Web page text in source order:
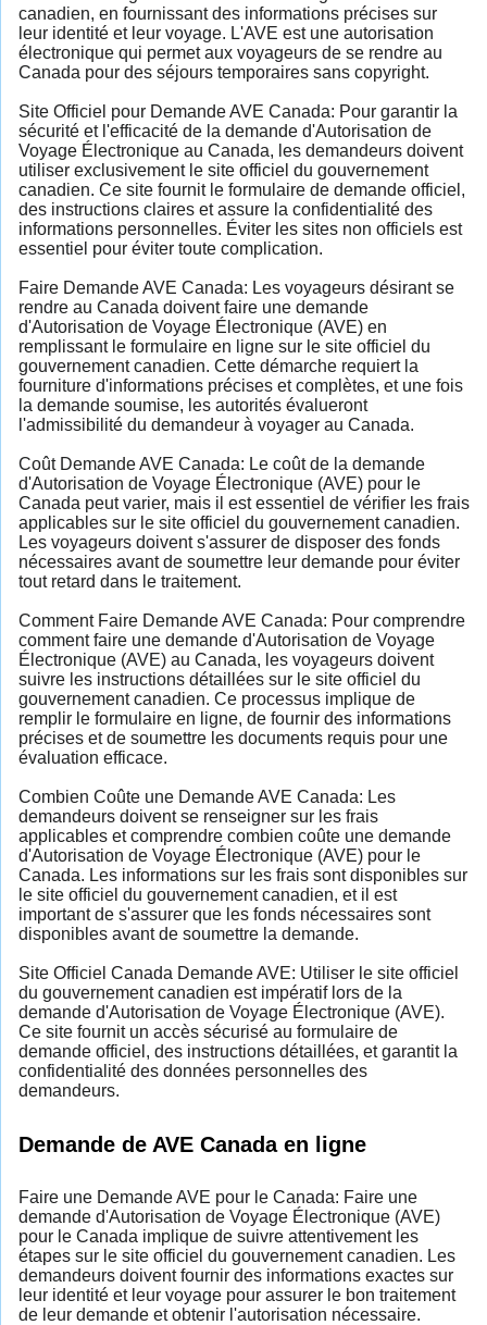
canadien, en fournissant des informations précises sur
leur identité et leur voyage. L'AVE est une autorisation
électronique qui permet aux voyageurs de se rendre au
Canada pour des séjours temporaires sans copyright.
Site Officiel pour Demande AVE Canada: Pour garantir la
sécurité et l'efficacité de la demande d'Autorisation de
Voyage Électronique au Canada, les demandeurs doivent
utiliser exclusivement le site officiel du gouvernement
canadien. Ce site fournit le formulaire de demande officiel,
des instructions claires et assure la confidentialité des
informations personnelles. Éviter les sites non officiels est
essentiel pour éviter toute complication.
Faire Demande AVE Canada: Les voyageurs désirant se
rendre au Canada doivent faire une demande
d'Autorisation de Voyage Électronique (AVE) en
remplissant le formulaire en ligne sur le site officiel du
gouvernement canadien. Cette démarche requiert la
fourniture d'informations précises et complètes, et une fois
la demande soumise, les autorités évalueront
l'admissibilité du demandeur à voyager au Canada.
Coût Demande AVE Canada: Le coût de la demande
d'Autorisation de Voyage Électronique (AVE) pour le
Canada peut varier, mais il est essentiel de vérifier les frais
applicables sur le site officiel du gouvernement canadien.
Les voyageurs doivent s'assurer de disposer des fonds
nécessaires avant de soumettre leur demande pour éviter
tout retard dans le traitement.
Comment Faire Demande AVE Canada: Pour comprendre
comment faire une demande d'Autorisation de Voyage
Électronique (AVE) au Canada, les voyageurs doivent
suivre les instructions détaillées sur le site officiel du
gouvernement canadien. Ce processus implique de
remplir le formulaire en ligne, de fournir des informations
précises et de soumettre les documents requis pour une
évaluation efficace.
Combien Coûte une Demande AVE Canada: Les
demandeurs doivent se renseigner sur les frais
applicables et comprendre combien coûte une demande
d'Autorisation de Voyage Électronique (AVE) pour le
Canada. Les informations sur les frais sont disponibles sur
le site officiel du gouvernement canadien, et il est
important de s'assurer que les fonds nécessaires sont
disponibles avant de soumettre la demande.
Site Officiel Canada Demande AVE: Utiliser le site officiel
du gouvernement canadien est impératif lors de la
demande d'Autorisation de Voyage Électronique (AVE).
Ce site fournit un accès sécurisé au formulaire de
demande officiel, des instructions détaillées, et garantit la
confidentialité des données personnelles des
demandeurs.
Demande de AVE Canada en ligne
Faire une Demande AVE pour le Canada: Faire une
demande d'Autorisation de Voyage Électronique (AVE)
pour le Canada implique de suivre attentivement les
étapes sur le site officiel du gouvernement canadien. Les
demandeurs doivent fournir des informations exactes sur
leur identité et leur voyage pour assurer le bon traitement
de leur demande et obtenir l'autorisation nécessaire.